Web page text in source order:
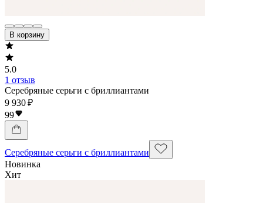
В корзину
5.0
1 отзыв
Серебряные серьги с бриллиантами
9 930 ₽
99
Серебряные серьги с бриллиантами
Новинка
Хит